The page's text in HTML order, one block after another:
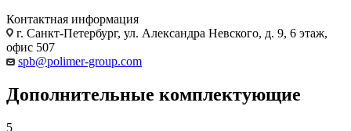
Контактная информация
г. Санкт-Петербург, ул. Александра Невского, д. 9, 6 этаж,
офис 507
spb@polimer-group.com
Дополнительные комплектующие
5